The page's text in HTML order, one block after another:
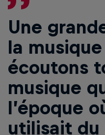
Une
la
écoutons
musique
l’époque
utilisait du